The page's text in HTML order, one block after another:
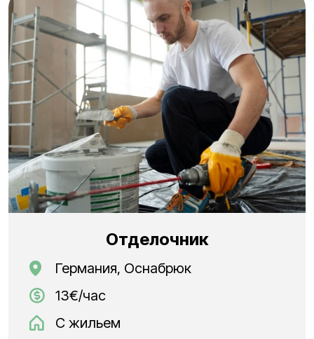
Отделочник
Германия, Оснабрюк
13€/час
С жильем